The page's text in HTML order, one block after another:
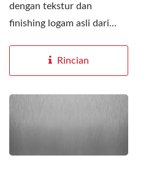
dengan tekstur dan
finishing logam asli dari
Rincian